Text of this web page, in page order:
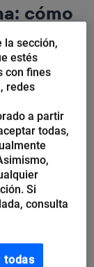
cómo
experto
fue, no
porque ya se va
la sección,
estés
con fines
redes
a partir
todas,
Si
consulta
todas